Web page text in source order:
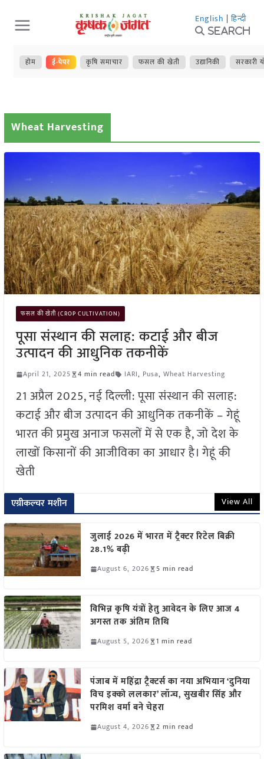
Skip
to
content
English | हिन्दी
Search
होम ई-पेपर कृषि समाचार फसल की खेती उद्यानिकी सरकारी
Wheat Harvesting
फसल की खेती (CROP CULTIVATION)
पूसा संस्थान की सलाह: कटाई और बीज
उत्पादन की आधुनिक तकनीकें
April 21, 2025 4 min read IARI, Pusa, Wheat Harvesting
21 अप्रैल 2025, नई दिल्ली: पूसा संस्थान की सलाह:
कटाई और बीज उत्पादन की आधुनिक तकनीकें – गेहूं
भारत की प्रमुख अनाज फसलों में से एक है, जो देश के
लाखों किसानों की आजीविका का आधार है। गेहूं की
खेती
एग्रीकल्चर मशीन View All
जुलाई 2026 में भारत में ट्रैक्टर रिटेल बिक्री
28.1% बढ़ी
August 6, 2026 5 min read
विभिन्न कृषि यंत्रों हेतु आवेदन के लिए आज 4
अगस्त तक अंतिम तिथि
August 5, 2026 1 min read
पंजाब में महिंद्रा ट्रैक्टर्स का नया अभियान ‘दुनिया
विच इक्को ललकार’ लॉन्च, सुखबीर सिंह और
परमिश वर्मा बने चेहरा
August 4, 2026 2 min read